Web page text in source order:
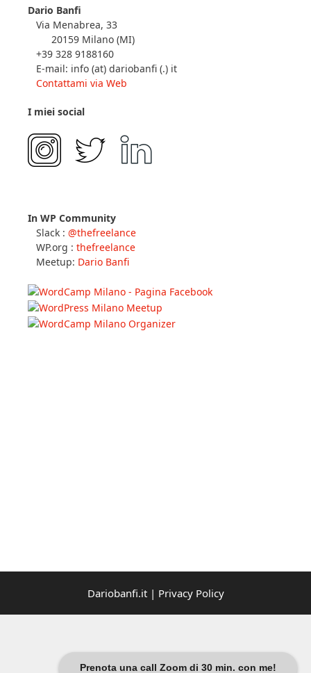
Prenota una call Zoom di 30 min. con me!
Dario Banfi
Via Menabrea, 33
20159 Milano (MI)
+39 328 9188160
E-mail: info (at) dariobanfi (.) it
Contattami via Web
I miei social
In WP Community
Slack : @thefreelance
WP.org : thefreelance
Meetup: Dario Banfi
Dariobanfi.it | Privacy Policy